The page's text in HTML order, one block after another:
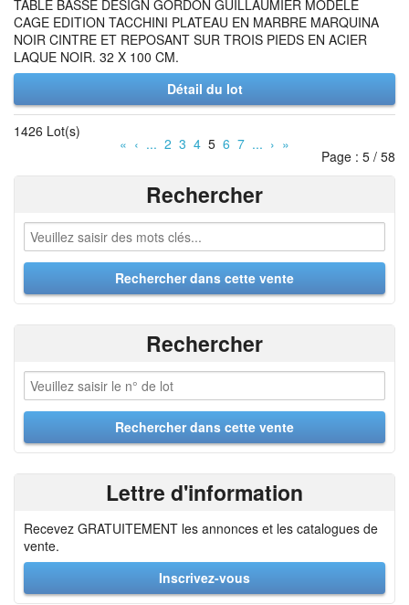
TABLE BASSE DESIGN GORDON GUILLAUMIER MODELE
CAGE EDITION TACCHINI PLATEAU EN MARBRE MARQUINA
NOIR CINTRE ET REPOSANT SUR TROIS PIEDS EN ACIER
LAQUE NOIR. 32 X 100 CM.
Détail du lot
1426 Lot(s)
« ‹ ... 2 3 4 5 6 7 ... › »
Page : 5 / 58
Rechercher
Rechercher
Lettre d'information
Recevez GRATUITEMENT les annonces et les catalogues de
vente.
Inscrivez-vous